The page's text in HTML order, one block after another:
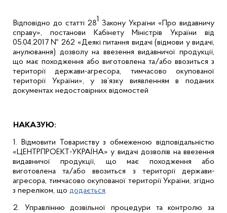
Відповідно до статті 281 Закону України «Про видавничу
справу», постанови Кабінету Міністрів України від
05.04.2017 № 262 «Деякі питання видачі (відмови у видачі,
анулювання) дозволу на ввезення видавничої продукції,
що має походження або виготовлена та/або ввозиться з
території держави-агресора, тимчасово окупованої
території України», у зв’язку виявленням в поданих
документах недостовірних відомостей
НАКАЗУЮ:
1. Відмовити Товариству з обмеженою відповідальністю
«ЦЕНТРПРОЕКТ-УКРАЇНА» у видачі дозволів на ввезення
видавничої продукції, що має походження або
виготовлена та/або ввозиться з території держави-
агресора, тимчасово окупованої території України, згідно
з переліком, що додається.
2. Управлінню дозвільної процедури та контролю за